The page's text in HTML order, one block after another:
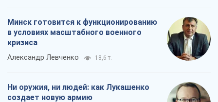
Минск готовится к функционированию
в условиях масштабного военного
кризиса
Александр Левченко 18,6 т.
Ни оружия, ни людей: как Лукашенко
создает новую армию